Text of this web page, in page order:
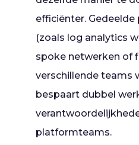
efficiënter.
(zoals log analytics
spoke netwerken of
verschillende teams
bespaart dubbel
platformteams.